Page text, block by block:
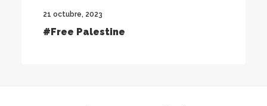
21 octubre, 2023
#Free Palestine